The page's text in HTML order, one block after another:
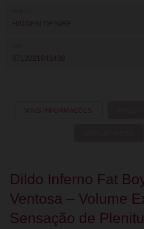
HIDDEN DESIRE
8713221841438
MAIS INFORMAÇÕES
Dildo Inferno Fat
Ventosa – Volume
Sensação de